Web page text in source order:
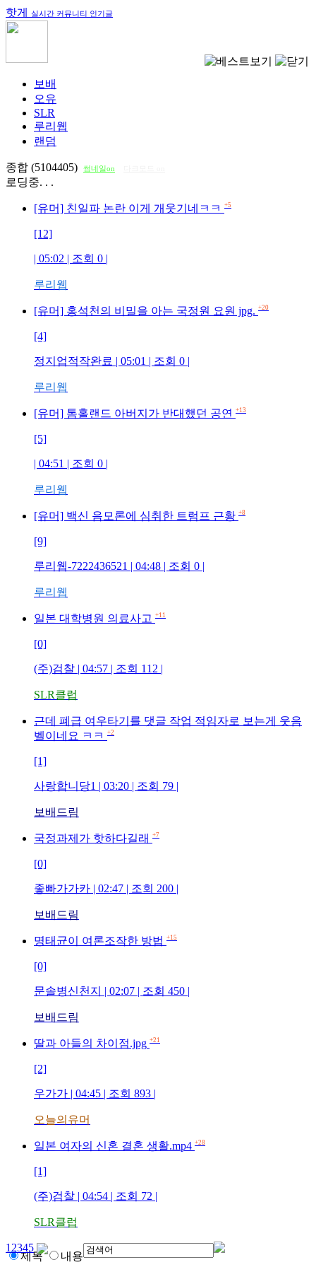
핫게 실시간 커뮤니티 인기글
보배
오유
SLR
루리웹
랜덤
종합 (5104405) 썸네일on
로딩중. . .
[유머] 친일파 논란 이게 개웃기네ㅋㅋ +5
[12]
| 05:02 | 조회 0 |
루리웹
[유머] 홍석천의 비밀을 아는 국정원 요원 jpg. +20
[4]
정지업적작완료 | 05:01 | 조회 0 |
루리웹
[유머] 톰홀랜드 아버지가 반대했던 공연 +13
[5]
| 04:51 | 조회 0 |
루리웹
[유머] 백신 음모론에 심취한 트럼프 근황 +8
[9]
루리웹-7222436521 | 04:48 | 조회 0 |
루리웹
일본 대학병원 의료사고 +11
[0]
(주)검찰 | 04:57 | 조회 112 |
SLR클럽
근데 폐급 여우타기를 댓글 작업 적임자로 보는게 웃음
벨이네요 ㅋㅋ
+2
[1]
사랑합니당1 | 03:20 | 조회 79 |
보배드림
국정과제가 핫하다길래 +7
[0]
좋빠가가카 | 02:47 | 조회 200 |
보배드림
명태균이 여론조작한 방법 +15
[0]
문솔병신천지 | 02:07 | 조회 450 |
보배드림
딸과 아들의 차이점.jpg +21
[2]
우가가 | 04:45 | 조회 893 |
오늘의유머
일본 여자의 신혼 결혼 생활.mp4 +28
[1]
(주)검찰 | 04:54 | 조회 72 |
SLR클럽
1 2345
제목 내용